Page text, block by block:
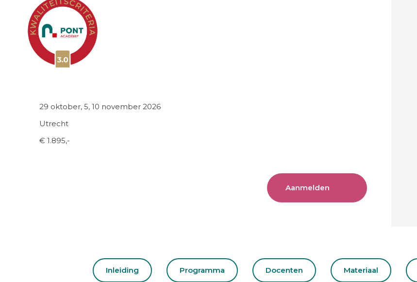
29 oktober, 5, 10 november 2026
Utrecht
€ 1.895,-
Aanmelden
Inleiding Programma Docenten Materiaal